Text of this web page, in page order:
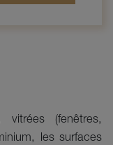
vitrées (fenêtres,
les surfaces